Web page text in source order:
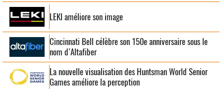
LEKI améliore son image
Cincinnati Bell célèbre son 150e anniversaire sous le
nom d’Altafiber
La nouvelle visualisation des Huntsman World Senior
Games améliore la perception